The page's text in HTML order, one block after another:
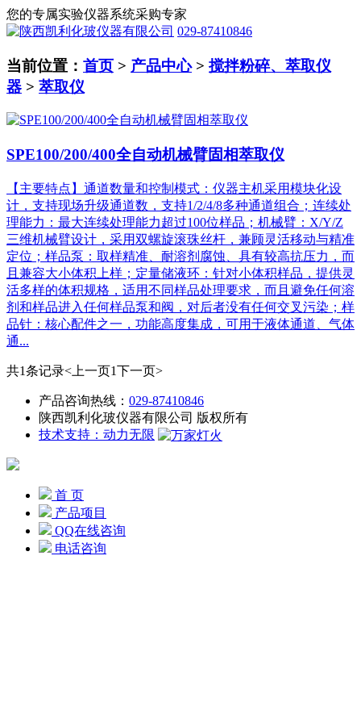
您的专属实验仪器系统采购专家
029-87410846
当前位置： 首页 > 产品中心> 搅拌粉碎、萃取仪
器 > 萃取仪
SPE100/200/400全自动机械臂固相萃取仪
【主要特点】通道数量和控制模式：仪器主机采用模块化设
计，支持现场升级通道数，支持1/2/4/8多种通道组合；连续处
理能力：最大连续处理能力超过100位样品；机械臂：X/Y/Z
三维机械臂设计，采用双螺旋滚珠丝杆，兼顾灵活移动与精准
定位；样品泵：取样精准、耐溶剂腐蚀、具有较高抗压力，而
且兼容大小体积上样；定量储液环：针对小体积样品，提供灵
活多样的体积规格，适用不同样品处理要求，而且避免任何溶
剂和样品进入任何样品泵和阀，对后者没有任何交叉污染；样
品针：核心配件之一，功能高度集成，可用于液体通道、气体
通...
共1条记录<上一页1下一页>
产品咨询热线： 029-87410846
陕西凯利化玻仪器有限公司 版权所有
技术支持：动力无限
首 页
产品项目
QQ在线咨询
电话咨询